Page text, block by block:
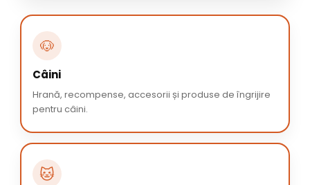
🐶
Câini
Hrană, recompense, accesorii și produse de îngrijire
pentru câini.
🐱